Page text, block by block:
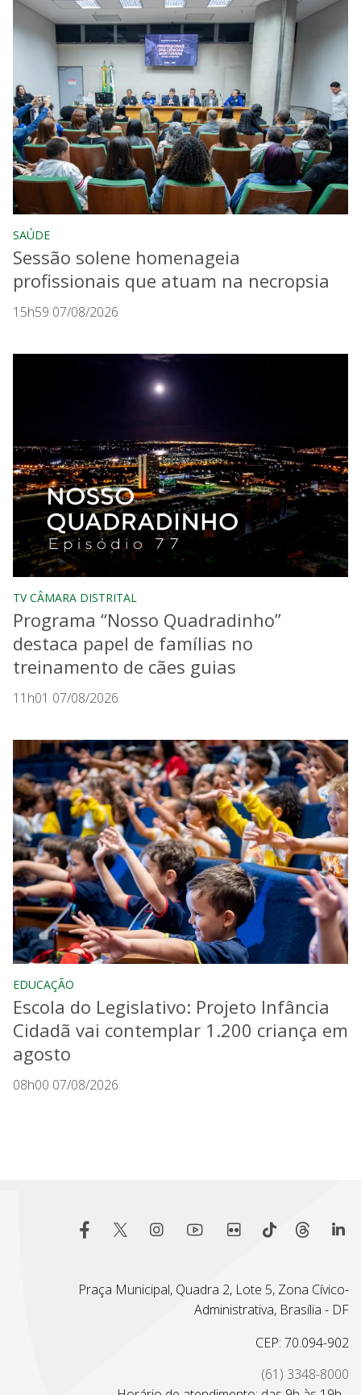
SAÚDE
Sessão solene homenageia
profissionais que atuam na necropsia
15h59 07/08/2026
TV CÂMARA DISTRITAL
Programa “Nosso Quadradinho”
destaca papel de famílias no
treinamento de cães guias
11h01 07/08/2026
EDUCAÇÃO
Escola do Legislativo: Projeto Infância
Cidadã vai contemplar 1.200 criança em
agosto
08h00 07/08/2026
Praça Municipal, Quadra 2, Lote 5, Zona Cívico-
Administrativa, Brasília - DF
CEP: 70.094-902
(61) 3348-8000